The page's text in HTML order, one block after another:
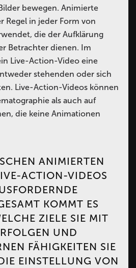
bewegen. Animierte
Regel in jeder Form von
die der Aufklärung
Betrachter dienen. Im
Live-Action-Video eine
stehenden oder sich
Live-Action-Videos können
als auch auf
die keine Animationen
ANIMIERTEN
ACTION-VIDEOS
KOMMT ES
ZIELE SIE MIT
UND
FÄHIGKEITEN SIE
EINSTELLUNG VON